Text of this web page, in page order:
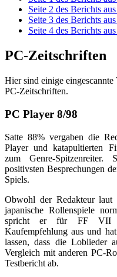
Seite 2 des Berichts
Seite 3 des Berichts
Seite 4 des Berichts
PC-Zeitschriften
Hier sind einige eingescannte
PC-Zeitschriften.
PC Player 8/98
Satte 88% vergaben die
Player und katapultierten
zum Genre-Spitzenreiter.
positivsten Besprechungen
Spiels.
Obwohl der Redakteur laut
japanische Rollenspiele
spricht er für FF VII
Kaufempfehlung aus und
lassen, dass die Loblieder
Vergleich mit anderen PC-
Testbericht ab.